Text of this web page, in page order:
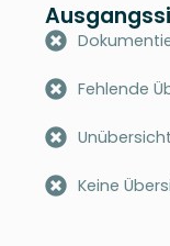
Fehlende
Keine